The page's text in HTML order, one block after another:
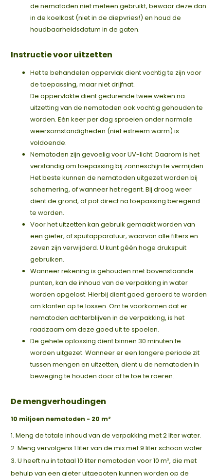
de nematoden niet meteen gebruikt, bewaar deze dan
in de koelkast (niet in de diepvries!) en houd de
houdbaarheidsdatum in de gaten.
Instructie voor uitzetten
Het te behandelen oppervlak dient vochtig te zijn voor
de toepassing, maar niet drijfnat.
De oppervlakte dient gedurende twee weken na
uitzetting van de nematoden ook vochtig gehouden te
worden. Eén keer per dag sproeien onder normale
weersomstandigheden (niet extreem warm) is
voldoende.
Nematoden zijn gevoelig voor UV-licht. Daarom is het
verstandig om toepassing bij zonneschijn te vermijden.
Het beste kunnen de nematoden uitgezet worden bij
schemering, of wanneer het regent. Bij droog weer
dient de grond, of pot direct na toepassing beregend
te worden.
Voor het uitzetten kan gebruik gemaakt worden van
een gieter, of spuitapparatuur, waarvan alle filters en
zeven zijn verwijderd. U kunt géén hoge drukspuit
gebruiken.
Wanneer rekening is gehouden met bovenstaande
punten, kan de inhoud van de verpakking in water
worden opgelost. Hierbij dient goed geroerd te worden
om klonten op te lossen. Om te voorkomen dat er
nematoden achterblijven in de verpakking, is het
raadzaam om deze goed uit te spoelen.
De gehele oplossing dient binnen 30 minuten te
worden uitgezet. Wanneer er een langere periode zit
tussen mengen en uitzetten, dient u de nematoden in
beweging te houden door af te toe te roeren.
De mengverhoudingen
10 miljoen nematoden - 20 m²
1. Meng de totale inhoud van de verpakking met 2 liter water.
2. Meng vervolgens 1 liter van de mix met 9 liter schoon water.
3. U heeft nu in totaal 10 liter nematoden voor 10 m², die met
behulp van een gieter uitgegoten kunnen worden op de